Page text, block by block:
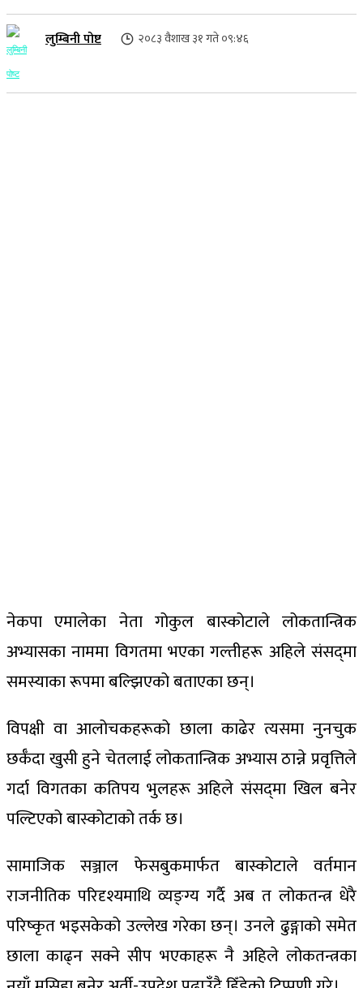
लुम्बिनी पोष्ट २०८३ वैशाख ३१ गते ०९:४६
नेकपा एमालेका नेता गोकुल बास्कोटाले लोकतान्त्रिक
अभ्यासका नाममा विगतमा भएका गल्तीहरू अहिले संसद्‍मा
समस्याका रूपमा बल्झिएको बताएका छन्।
विपक्षी वा आलोचकहरूको छाला काढेर त्यसमा नुनचुक
छर्कँदा खुसी हुने चेतलाई लोकतान्त्रिक अभ्यास ठान्ने प्रवृत्तिले
गर्दा विगतका कतिपय भुलहरू अहिले संसद्‍मा खिल बनेर
पल्टिएको बास्कोटाको तर्क छ।
सामाजिक सञ्जाल फेसबुकमार्फत बास्कोटाले वर्तमान
राजनीतिक परिदृश्यमाथि व्यङ्ग्य गर्दै अब त लोकतन्त्र धेरै
परिष्कृत भइसकेको उल्लेख गरेका छन्। उनले ढुङ्गाको समेत
छाला काढ्न सक्ने सीप भएकाहरू नै अहिले लोकतन्त्रका